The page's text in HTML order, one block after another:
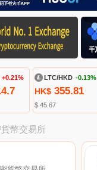
+0.21% LTC/HKD -0.13%
HK$355.81
$ 45.67
幣交易所